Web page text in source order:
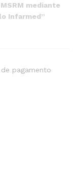
mediante
Infarmed”
pagamento